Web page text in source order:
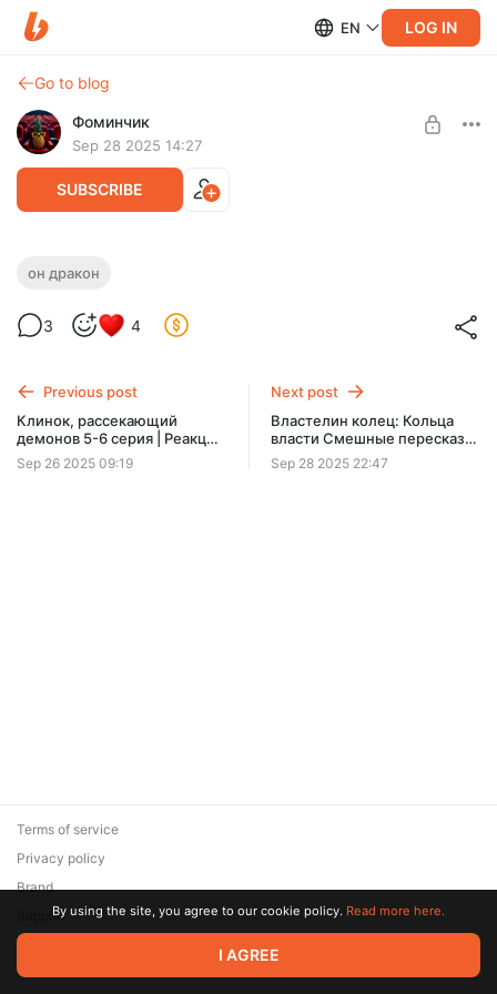
EN LOG IN
Go to blog
Фоминчик
Sep 28 2025 14:27
SUBSCRIBE
Он – дракон | Реакция на фильм
Игорь легенда, остальным соболезную
$1.96 $1.57 per month -20%
Discount applies to the first month only.
он дракон
3 4
Previous post
Клинок, рассекающий
демонов 5-6 серия | Реакция
на аниме
Sep 26 2025 09:19
Next post
Властелин колец: Кольца
власти Смешные пересказы
| Реакция на видео
Sep 28 2025 22:47
© 2026 Zaya Solutions Limited. All rights reserved. All trademarks
are the property of their respective owners.
Terms of service
Privacy policy
Brand
SupportBy using the site, you agree to our cookie policy. Read more here.
I AGREE